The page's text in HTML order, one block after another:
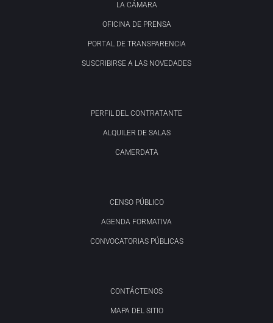
LA CÁMARA
OFICINA DE PRENSA
PORTAL DE TRANSPARENCIA
SUSCRIBIRSE A LAS NOVEDADES
PERFIL DEL CONTRATANTE
ALQUILER DE SALAS
CAMERDATA
CENSO PÚBLICO
AGENDA FORMATIVA
CONVOCATORIAS PÚBLICAS
CONTÁCTENOS
MAPA DEL SITIO